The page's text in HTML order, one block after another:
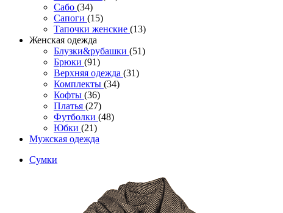
Сабо (34)
Сапоги (15)
Тапочки женские (13)
Женская одежда
Блузки&рубашки (51)
Брюки (91)
Верхняя одежда (31)
Комплекты (34)
Кофты (36)
Платья (27)
Футболки (48)
Юбки (21)
Мужская одежда
Сумки